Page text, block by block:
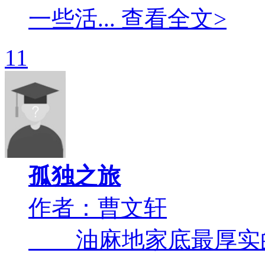
一些活... 查看全文>
11
孤独之旅
作者：曹文轩
油麻地家底最厚实